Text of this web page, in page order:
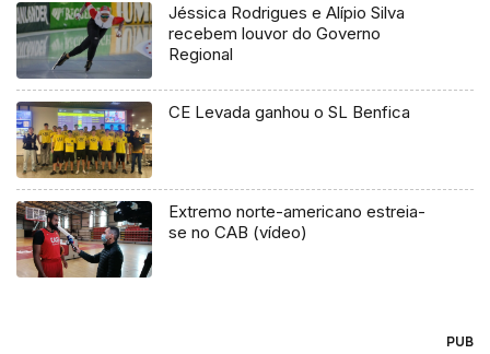
Jéssica Rodrigues e Alípio Silva
recebem louvor do Governo
Regional
CE Levada ganhou o SL Benfica
Extremo norte-americano estreia-
se no CAB (vídeo)
PUB